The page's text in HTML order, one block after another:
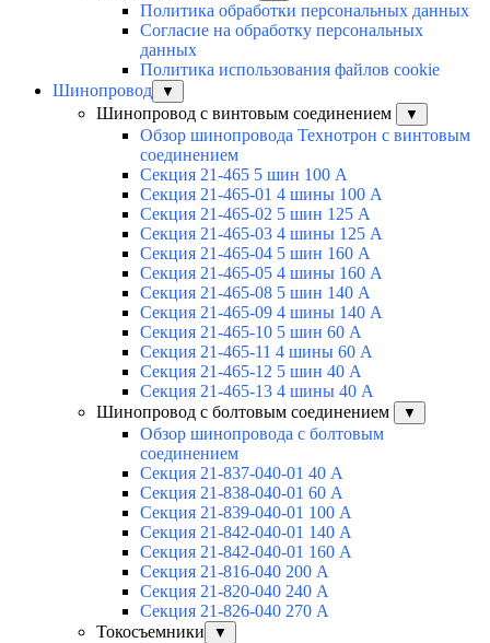
Политика обработки персональных данных
Согласие на обработку персональных
данных
Политика использования файлов cookie
Шинопровод
▼
Шинопровод с винтовым соединением ▼
Обзор шинопровода Технотрон с винтовым
соединением
Секция 21-465 5 шин 100 А
Секция 21-465-01 4 шины 100 А
Секция 21-465-02 5 шин 125 А
Секция 21-465-03 4 шины 125 А
Секция 21-465-04 5 шин 160 А
Секция 21-465-05 4 шины 160 А
Секция 21-465-08 5 шин 140 А
Секция 21-465-09 4 шины 140 А
Секция 21-465-10 5 шин 60 А
Секция 21-465-11 4 шины 60 А
Секция 21-465-12 5 шин 40 А
Секция 21-465-13 4 шины 40 А
Шинопровод с болтовым соединением
▼
Обзор шинопровода с болтовым
соединением
Секция 21-837-040-01 40 А
Секция 21-838-040-01 60 А
Секция 21-839-040-01 100 А
Секция 21-842-040-01 140 А
Секция 21-842-040-01 160 А
Секция 21-816-040 200 А
Секция 21-820-040 240 А
Секция 21-826-040 270 А
Токосъемники
▼